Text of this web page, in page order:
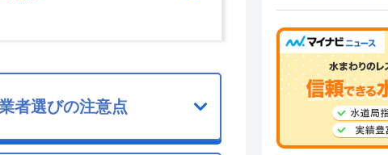
者選びの注意点